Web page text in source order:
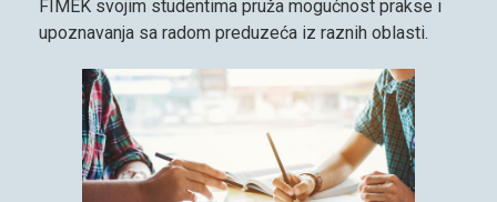
FIMEK svojim studentima pruža mogućnost prakse i
upoznavanja sa radom preduzeća iz raznih oblasti.